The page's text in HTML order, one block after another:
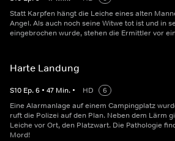
Statt Karpfen hängt die Leiche eines alten
Angel. Als auch noch seine Witwe tot ist und in
eingebrochen wurde, stehen die Ermittler vor
Harte Landung
S10 Ep.6 • 47 Min. • HD
6
Eine Alarmanlage auf einem Campingplatz
ruft die Polizei auf den Plan. Neben dem Lärm
Leiche vor Ort, den Platzwart. Die Pathologie
Mord!